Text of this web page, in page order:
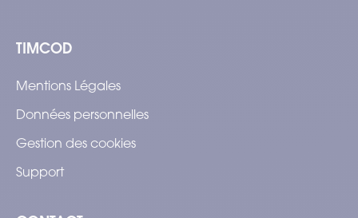
TIMCOD
Mentions Légales
Données personnelles
Gestion des cookies
Support